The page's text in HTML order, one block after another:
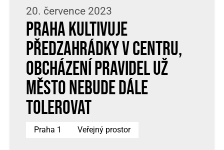
20. července 2023
Praha kultivuje
předzahrádky v centru,
obcházení pravidel už
město nebude dále
tolerovat
Praha 1 Veřejný prostor